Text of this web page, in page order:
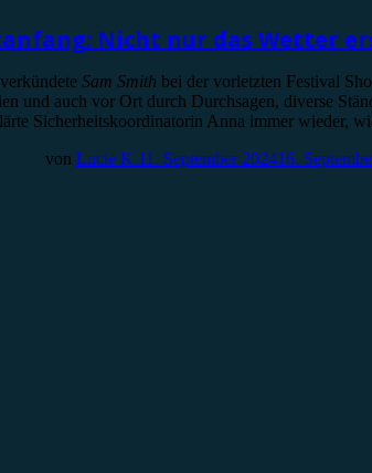
Nicht nur das Wetter
Sam Smith bei der vorletzten Festival
und auch vor Ort durch Durchsagen, diverse
Sicherheitskoordinatorin Anna immer wieder,
von Lucie K.11. September 202416.